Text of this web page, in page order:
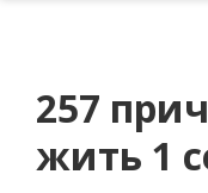
257
жить 1